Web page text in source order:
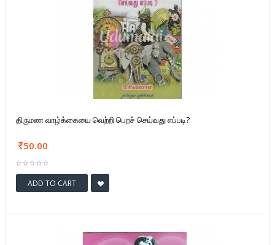
திருமண வாழ்க்கையை வெற்றி பெறச் செய்வது எப்படி?
50.00
ADD TO CART